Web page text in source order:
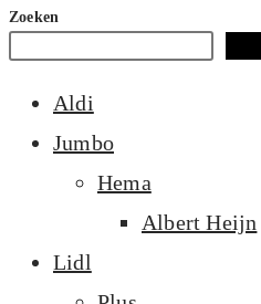
sluiten.
Zoeken
Aldi
Jumbo
Hema
Albert Heijn
Lidl